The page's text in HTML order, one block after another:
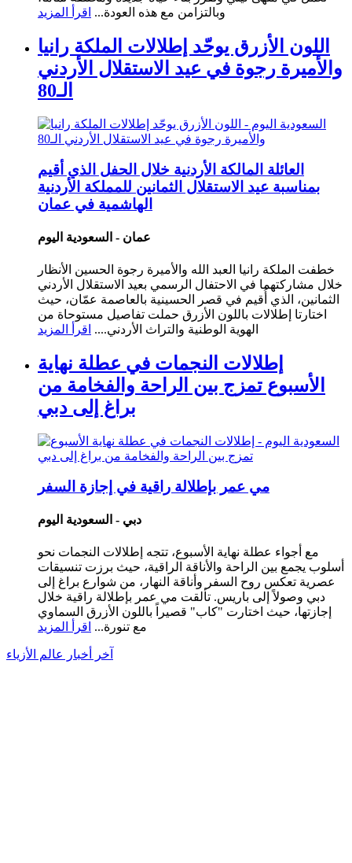
وبالتزامن مع هذه العودة... اقرأ المزيد
اللون الأزرق يوحّد إطلالات الملكة رانيا
والأميرة رجوة في عيد الاستقلال الأردني
الـ80
العائلة المالكة الأردنية خلال الحفل الذي أقيم
بمناسبة عيد الاستقلال الثمانين للمملكة الأردنية
الهاشمية في عمان
عمان - السعودية اليوم
خطفت الملكة رانيا العبد الله والأميرة رجوة الحسين الأنظار
خلال مشاركتهما في الاحتفال الرسمي بعيد الاستقلال الأردني
الثمانين، الذي أُقيم في قصر الحسينية بالعاصمة عمّان، حيث
اختارتا إطلالات باللون الأزرق حملت تفاصيل مستوحاة من
الهوية الوطنية والتراث الأردني.... اقرأ المزيد
إطلالات النجمات في عطلة نهاية
الأسبوع تمزج بين الراحة والفخامة من
براغ إلى دبي
مي عمر بإطلالة راقية في إجازة السفر
دبي - السعودية اليوم
مع أجواء عطلة نهاية الأسبوع، تتجه إطلالات النجمات نحو
أسلوب يجمع بين الراحة والأناقة الراقية، حيث برزت تنسيقات
عصرية تعكس روح السفر وأناقة النهار، من شوارع براغ إلى
دبي وصولاً إلى باريس. تألقت مي عمر بإطلالة راقية خلال
إجازتها، حيث اختارت "كاب" قصيراً باللون الأزرق السماوي
مع تنورة... اقرأ المزيد
آخر أخبار عالم الأزياء